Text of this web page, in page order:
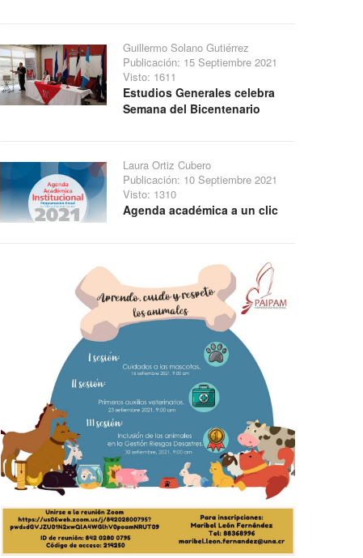
Guillermo Solano Gutiérrez
Publicación: 15 Septiembre 2021
Visto: 1611
Estudios Generales celebra
Semana del Bicentenario
Laura Ortiz Cubero
Publicación: 10 Septiembre 2021
Visto: 1310
Agenda académica a un clic